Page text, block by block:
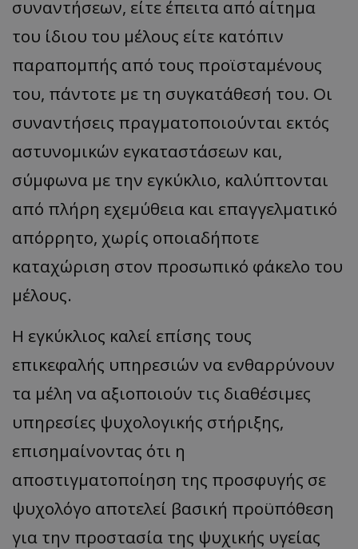
συναντήσεων, είτε έπειτα από αίτημα
του ίδιου του μέλους είτε κατόπιν
παραπομπής από τους προϊσταμένους
του, πάντοτε με τη συγκατάθεσή του. Οι
συναντήσεις πραγματοποιούνται εκτός
αστυνομικών εγκαταστάσεων και,
σύμφωνα με την εγκύκλιο, καλύπτονται
από πλήρη εχεμύθεια και επαγγελματικό
απόρρητο, χωρίς οποιαδήποτε
καταχώριση στον προσωπικό φάκελο του
μέλους.
Η εγκύκλιος καλεί επίσης τους
επικεφαλής υπηρεσιών να ενθαρρύνουν
τα μέλη να αξιοποιούν τις διαθέσιμες
υπηρεσίες ψυχολογικής στήριξης,
επισημαίνοντας ότι η
αποστιγματοποίηση της προσφυγής σε
ψυχολόγο αποτελεί βασική προϋπόθεση
για την προστασία της ψυχικής υγείας